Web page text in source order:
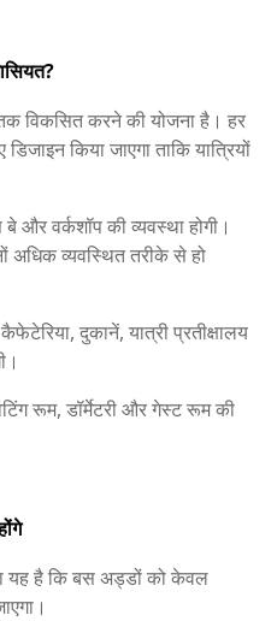
विकसित करने की योजना है। हर
किया जाएगा ताकि यात्रियों
और वर्कशॉप की व्यवस्था होगी।
व्यवस्थित तरीके से हो
दुकानें, यात्री प्रतीक्षालय
रूम, डॉर्मेटरी और गेस्ट रूम की
यह है कि बस अड्डों को केवल